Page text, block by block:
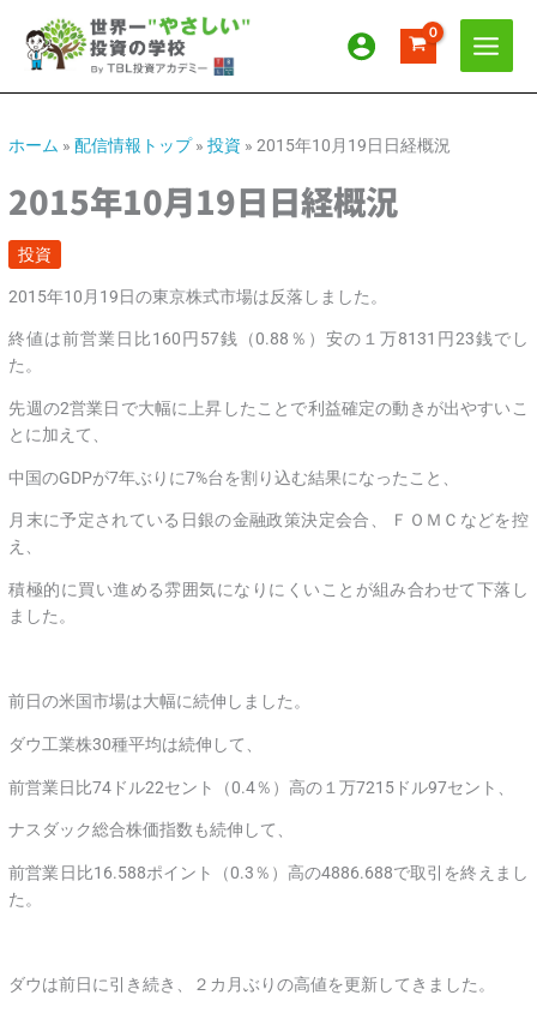
ス
ッホーム »配信情報トップ»投資 »2015年10月19日日経概況
2015年10月19日日経概況
投資
2015年10月19日の東京株式市場は反落しました。
終値は前営業日比160円57銭（0.88％）安の１万8131円23銭でし
た。
先週の2営業日で大幅に上昇したことで利益確定の動きが出やすいこ
とに加えて、
中国のGDPが7年ぶりに7%台を割り込む結果になったこと、
月末に予定されている日銀の金融政策決定会合、 ＦＯＭＣなどを控
え、
積極的に買い進める雰囲気になりにくいことが組み合わせて下落し
ました。
前日の米国市場は大幅に続伸しました。
ダウ工業株30種平均は続伸して、
前営業日比74ドル22セント（0.4％）高の１万7215ドル97セント、
ナスダック総合株価指数も続伸して、
前営業日比16.588ポイント（0.3％）高の4886.688で取引を終えまし
た。
ダウは前日に引き続き、２カ月ぶりの高値を更新してきました。
ー
ブ
テ
ー